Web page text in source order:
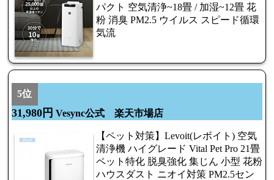
パクト 空気清浄~18畳 / 加湿~12畳 花
粉 消臭 PM2.5 ウイルス スピード循環
気流
5位
31,980円 Vesync公式 楽天市場店
【ペット対策】Levoit(レボイト) 空気
清浄機 ハイグレード Vital Pet Pro 21畳
ペット特化 脱臭強化 集じん 小型 花粉
ハウスダスト ニオイ対策 PM2.5セン